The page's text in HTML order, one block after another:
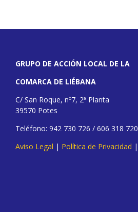
GRUPO DE ACCIÓN LOCAL DE LA
COMARCA DE LIÉBANA
C/ San Roque, nº7, 2ª Planta
39570 Potes
Teléfono: 942 730 726 / 606 318 720
Aviso Legal | Política de Privacidad |